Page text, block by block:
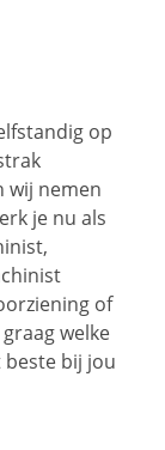
op
wij nemen
je nu als
of
welke
bij jou